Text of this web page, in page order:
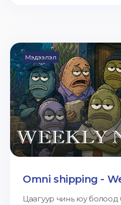
Мэдээлэл
Omni shipping -
Цаагуур чинь юу